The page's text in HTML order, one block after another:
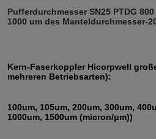
Pufferdurchmesser SN25 PTDG
1000 um des Manteldurchmesser-
Kern-FaserkopplerHicorpwell
mehreren Betriebsarten):
100um, 105um, 200um, 300um,
1000um, 1500um (micron/μm))